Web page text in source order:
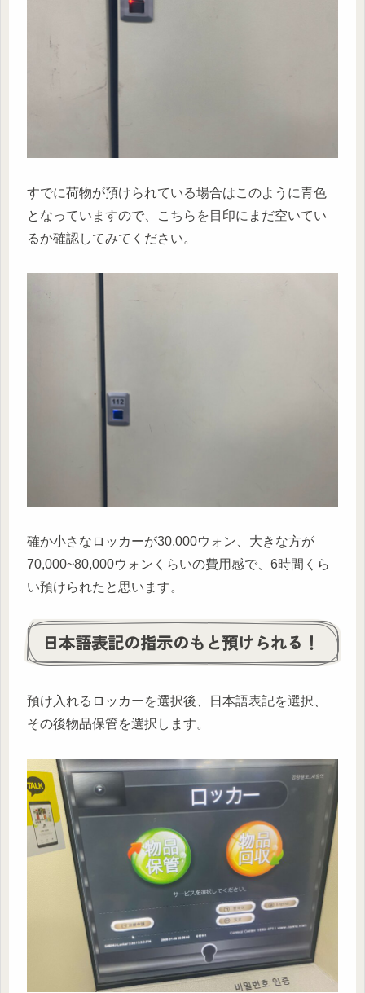
すでに荷物が預けられている場合はこのように青色
となっていますので、こちらを目印にまだ空いてい
るか確認してみてください。
確か小さなロッカーが30,000ウォン、大きな方が
70,000~80,000ウォンくらいの費用感で、6時間くら
い預けられたと思います。
日本語表記の指示のもと預けられる！
預け入れるロッカーを選択後、日本語表記を選択、
その後物品保管を選択します。